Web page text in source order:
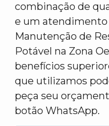
combinação de
e um
Manutenção de
Potável na Zona
benefícios
que utilizamos
peça seu
botão WhatsApp.